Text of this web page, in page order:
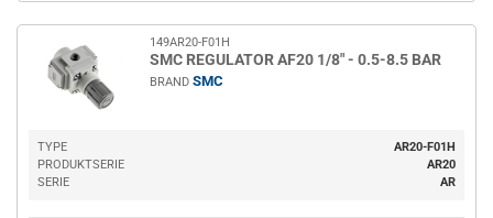
149AR20-F01H
SMC REGULATOR AF20 1/8" - 0.5-8.5 BAR
BRAND SMC
TYPE
AR20-F01H
PRODUKTSERIE
AR20
SERIE
AR